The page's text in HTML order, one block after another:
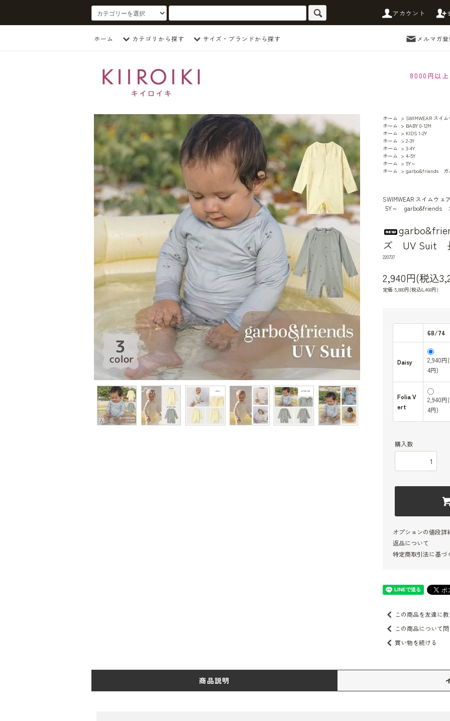
アカウント
ホーム カテゴリから探す サイズ・ブランドから探す メルマガ
8000円以
ホーム > SWIMWEAR スイ
ホーム > BABY 0-12M
ホーム > KIDS 1-2Y
ホーム > 2-3Y
ホーム > 3-4Y
ホーム > 4-5Y
ホーム > 5Y～
ホーム > garbo&friends ガ
SWIMWEAR スイムウェ
5Y～
garbo&friends
ズ UV Suit
220737
2,940円(税込
定価 5,880円(税込6,468円)
68/74
Daisy
2,940円
4円)
Folia V
ert
2,940円
4円)
購入数
オプションの値段詳
返品について
特定商取引法に基づ
この商品を友達に
この商品について
買い物を続ける
商品説明